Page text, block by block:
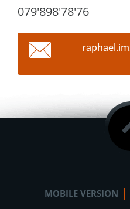
079'898'78'76
raphael.
MOBILE VERSION |